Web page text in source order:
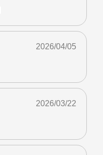
2026/04/05
2026/03/22